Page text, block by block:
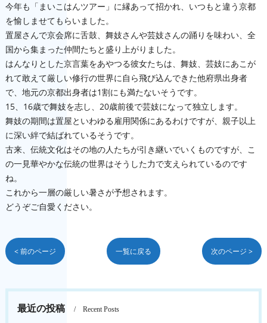
今年も「まいこはんツアー」に縁あって招かれ、いつもと違う京都
を愉しませてもらいました。
置屋さんで京会席に舌鼓、舞妓さんや芸妓さんの踊りを味わい、全
国から集まった仲間たちと盛り上がりました。
はんなりとした京言葉をあやつる彼女たちは、舞妓、芸妓にあこが
れて敢えて厳しい修行の世界に自ら飛び込んできた他府県出身者
で、地元の京都出身者は1割にも満たないそうです。
15、16歳で舞妓を志し、20歳前後で芸妓になって独立します。
舞妓の期間は置屋といわゆる雇用関係にあるわけですが、親子以上
に深い絆で結ばれているそうです。
古来、伝統文化はその地の人たちが引き継いでいくものですが、こ
の一見華やかな伝統の世界はそうした力で支えられているのです
ね。
これから一層の厳しい暑さが予想されます。
どうぞご自愛ください。
< 前のページ 一覧に戻る 次のページ >
最近の投稿 Recent Posts